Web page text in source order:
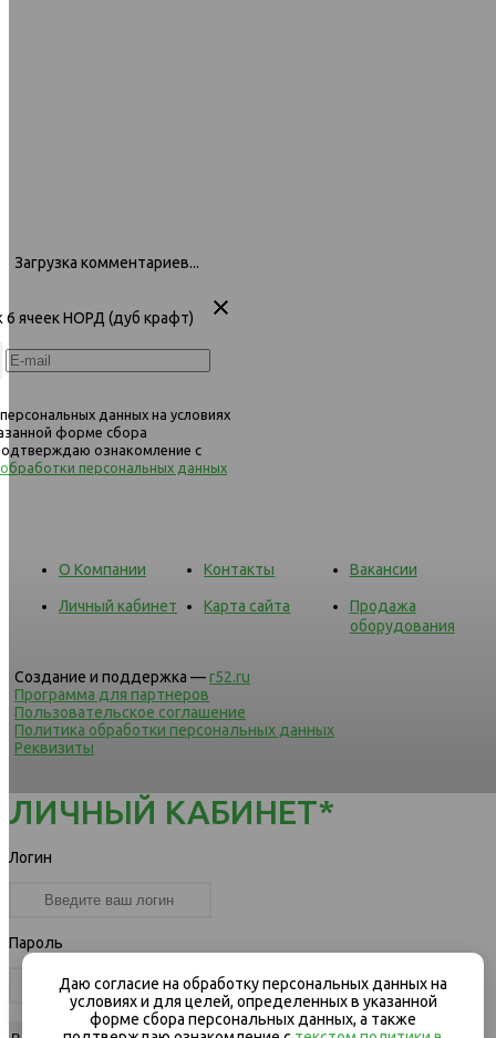
Загрузка комментариев...
6 ячеек НОРД (дуб крафт)
данных на условиях
форме сбора
ознакомление с
персональных данных
О Компании Контакты Вакансии
Личный кабинет Карта сайта
Продажа
оборудования
Создание и поддержка —r52.ru
Программа для партнеров
Пользовательское соглашение
Политика обработки персональных данных
Реквизиты
ЛИЧНЫЙ КАБИНЕТ*
Логин
Пароль
Даю согласие на обработку персональных данных на
условиях и для целей, определенных в указанной
форме сбора персональных данных, а также